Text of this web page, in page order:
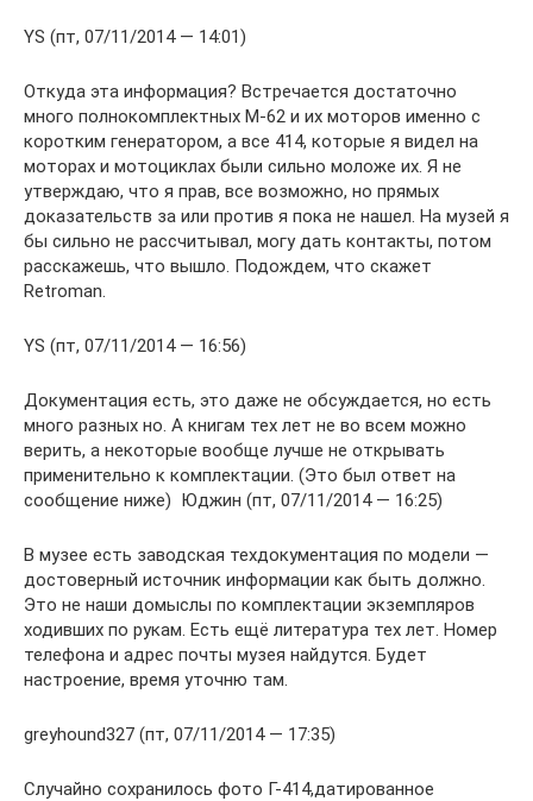
YS (пт, 07/11/2014 — 14:01)
Откуда эта информация? Встречается достаточно
много полнокомплектных М-62 и их моторов именно с
коротким генератором, а все 414, которые я видел на
моторах и мотоциклах были сильно моложе их. Я не
утверждаю, что я прав, все возможно, но прямых
доказательств за или против я пока не нашел. На музей я
бы сильно не рассчитывал, могу дать контакты, потом
расскажешь, что вышло. Подождем, что скажет
Retroman.
YS (пт, 07/11/2014 — 16:56)
Документация есть, это даже не обсуждается, но есть
много разных но. А книгам тех лет не во всем можно
верить, а некоторые вообще лучше не открывать
применительно к комплектации. (Это был ответ на
сообщение ниже) Юджин (пт, 07/11/2014 — 16:25)
В музее есть заводская техдокументация по модели —
достоверный источник информации как быть должно.
Это не наши домыслы по комплектации экземпляров
ходивших по рукам. Есть ещё литература тех лет. Номер
телефона и адрес почты музея найдутся. Будет
настроение, время уточню там.
greyhound327 (пт, 07/11/2014 — 17:35)
Случайно сохранилось фото Г-414,датированное